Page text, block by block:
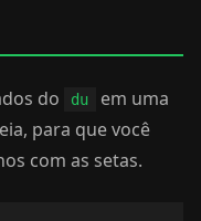
do du
em uma
para que você
com as setas.